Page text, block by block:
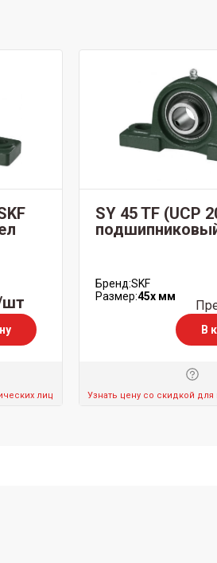
шт
лиц
SY 45 TF (UCP
Бренд:SKF
Размер:45x мм
В
Узнать цену со скидкой